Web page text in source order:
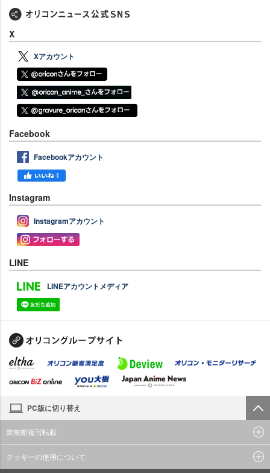
X
Xアカウント
Facebook
Facebookアカウント
Instagram
Instagramアカウント
LINE
LINEアカウントメディア
PC版に切り替え
禁無断複写転載
クッキーの使用について